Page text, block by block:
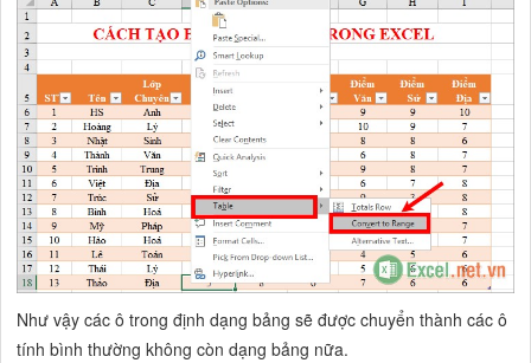
Như vậy các ô trong định dạng bảng sẽ được chuyển thành các ô
tính bình thường không còn dạng bảng nữa.